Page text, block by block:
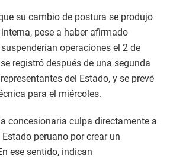
su cambio de postura se produjo
pese a haber afirmado
operaciones el 2 de
registró después de una segunda
del Estado, y se prevé
para el miércoles.
concesionaria culpa directamente a
peruano por crear un
ese sentido, indican